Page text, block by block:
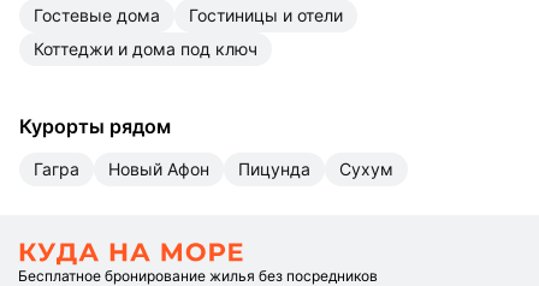
гостевые дома
гостиницы и отели
коттеджи и дома под ключ
Курорты рядом
Гагра Новый Афон Пицунда Сухум
Бесплатное бронирование жилья без посредников